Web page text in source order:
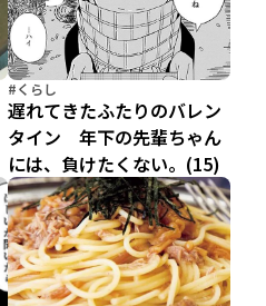
#くらし
遅れてきたふたりのバレン
タイン 年下の先輩ちゃん
には、負けたくない。(15)